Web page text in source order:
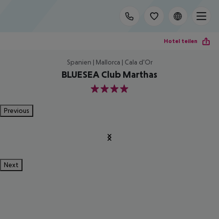
Hotel teilen
Spanien | Mallorca | Cala d'Or
BLUESEA Club Marthas
4
Previous
Next